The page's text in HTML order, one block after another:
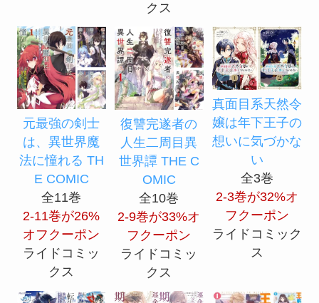
クス
元最強の剣士
は、異世界魔
法に憧れる TH
E COMIC
全11巻
2-11巻が26%
オフクーポン
ライドコミッ
クス
復讐完遂者の
人生二周目異
世界譚 THE C
OMIC
全10巻
2-9巻が33%オ
フクーポン
ライドコミッ
クス
真面目系天然令
嬢は年下王子の
想いに気づかな
い
全3巻
2-3巻が32%オ
フクーポン
ライドコミック
ス